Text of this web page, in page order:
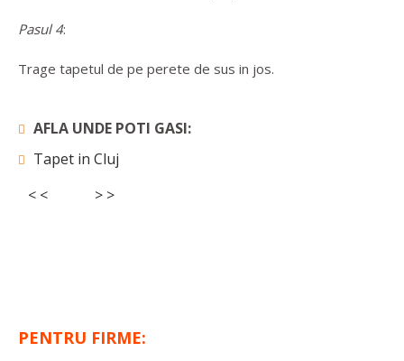
Pasul 4:
Trage tapetul de pe perete de sus in jos.
AFLA UNDE POTI GASI:
Tapet in Cluj
< <
> >
PENTRU FIRME: